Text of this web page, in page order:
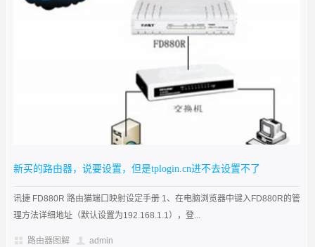
新买的路由器，说要设置，但是tplogin.cn进不去设置不了
讯捷 FD880R 路由猫端口映射设定手册 1、在电脑浏览器中键入FD880R的管
理方法详细地址（默认设置为192.168.1.1），登...
路由器图解 admin